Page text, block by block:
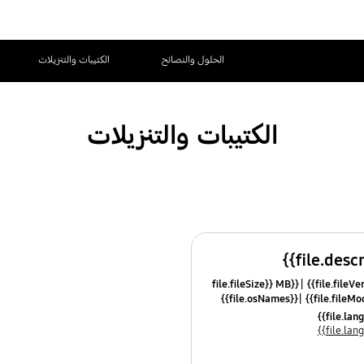
الحلول والنصائح الكتيبات والتنزيلات
الكتيبات والتنزيلات
{{file.fileSize}} MB
{{file.osNames}}